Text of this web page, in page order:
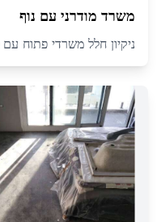
משרד מודרני עם נוף
ניקיון חלל משרדי פתוח עם